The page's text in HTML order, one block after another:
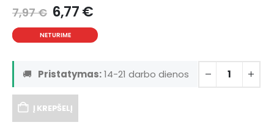
7,97€ 6,77€
NETURIME
🚚 Pristatymas:14-21 darbo dienos
Į KREPŠELĮ